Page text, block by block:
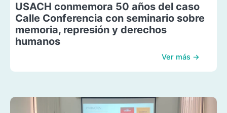
USACH conmemora 50 años del caso
Calle Conferencia con seminario sobre
memoria, represión y derechos
humanos
Ver más →